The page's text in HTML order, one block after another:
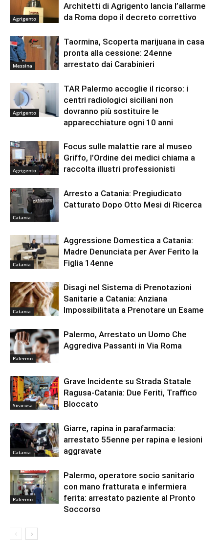
Agrigento
Architetti di Agrigento lancia l’allarme
da Roma dopo il decreto correttivo
Messina
Taormina, Scoperta marijuana in casa
pronta alla cessione: 24enne
arrestato dai Carabinieri
Agrigento
TAR Palermo accoglie il ricorso: i
centri radiologici siciliani non
dovranno più sostituire le
apparecchiature ogni 10 anni
Agrigento
Focus sulle malattie rare al museo
Griffo, l’Ordine dei medici chiama a
raccolta illustri professionisti
Catania
Arresto a Catania: Pregiudicato
Catturato Dopo Otto Mesi di Ricerca
Catania
Aggressione Domestica a Catania:
Madre Denunciata per Aver Ferito la
Figlia 14enne
Catania
Disagi nel Sistema di Prenotazioni
Sanitarie a Catania: Anziana
Impossibilitata a Prenotare un Esame
Palermo
Palermo, Arrestato un Uomo Che
Aggrediva Passanti in Via Roma
Siracusa
Grave Incidente su Strada Statale
Ragusa-Catania: Due Feriti, Traffico
Bloccato
Catania
Giarre, rapina in parafarmacia:
arrestato 55enne per rapina e lesioni
aggravate
Palermo
Palermo, operatore socio sanitario
con mano fratturata e infermiera
ferita: arrestato paziente al Pronto
Soccorso